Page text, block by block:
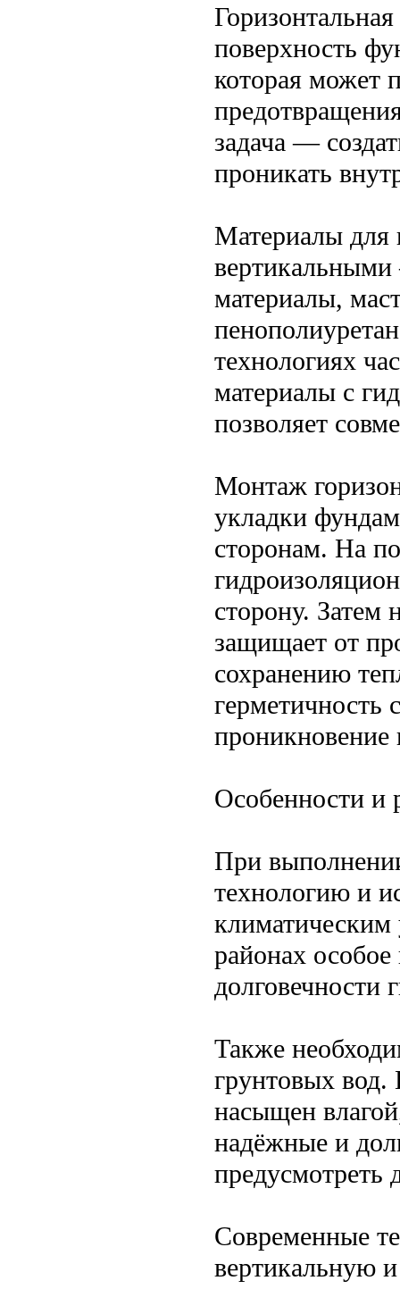
поверхность
которая может
задача —
проникать
Материалы для
материалы,
технологиях
материалы с
позволяет
Монтаж
укладки
сторонам. На
сторону. Затем
защищает от
сохранению
герметичность
проникновение
Особенности и
При
технологию и
районах
долговечности
Также
грунтовых вод.
насыщен
надёжные и
предусмотреть
Современные
вертикальную